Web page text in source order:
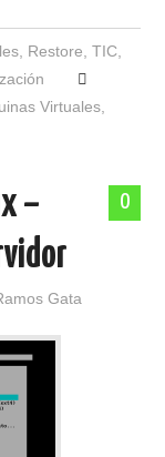
, Restore TIC,
Virtuales
0
–
Gata